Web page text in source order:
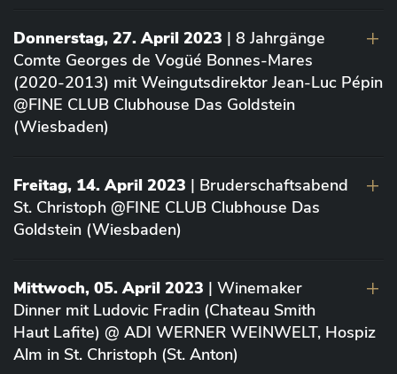
Donnerstag, 27. April 2023 | 8 Jahrgänge
Comte Georges de Vogüé Bonnes-Mares
(2020-2013) mit Weingutsdirektor Jean-Luc Pépin
@FINE CLUB Clubhouse Das Goldstein
(Wiesbaden)
Freitag, 14. April 2023 | Bruderschaftsabend
St. Christoph @FINE CLUB Clubhouse Das
Goldstein (Wiesbaden)
Mittwoch, 05. April 2023 | Winemaker
Dinner mit Ludovic Fradin (Chateau Smith
Haut Lafite) @ ADI WERNER WEINWELT, Hospiz
Alm in St. Christoph (St. Anton)